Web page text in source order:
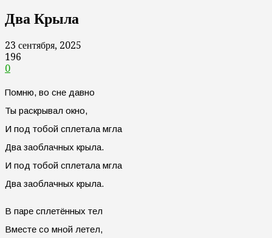
Два Крыла
23 сентября, 2025
196
0
Помню, во сне давно
Ты раскрывал окно,
И под тобой сплетала мгла
Два заоблачных крыла.
И под тобой сплетала мгла
Два заоблачных крыла.
В паре сплетённых тел
Вместе со мной летел,